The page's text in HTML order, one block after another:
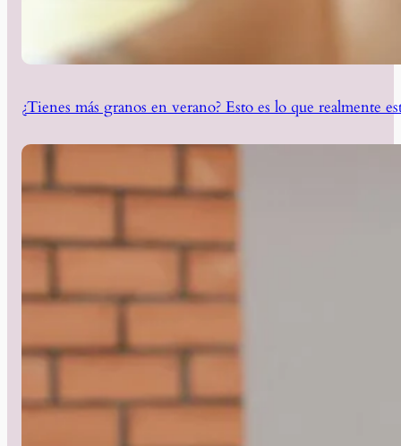
¿Tienes más granos en verano? Esto es lo que realmente